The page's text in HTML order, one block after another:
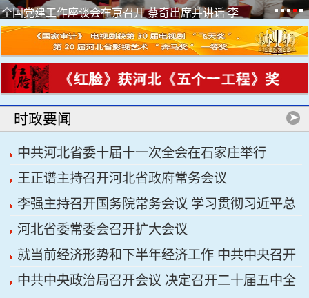
全国党建工作座谈会在京召开 蔡奇出席并讲话 李
时政要闻
中共河北省委十届十一次全会在石家庄举行
王正谱主持召开河北省政府常务会议
李强主持召开国务院常务会议 学习贯彻习近平总
书记关于上半年经济形势和做好下半年经济工作的
重要讲话精神
河北省委常委会召开扩大会议
就当前经济形势和下半年经济工作 中共中央召开
党外人士座谈会 习近平主持并发表重要讲话
中共中央政治局召开会议 决定召开二十届五中全